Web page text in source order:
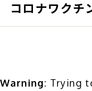
コロナワクチ
Warning: Trying